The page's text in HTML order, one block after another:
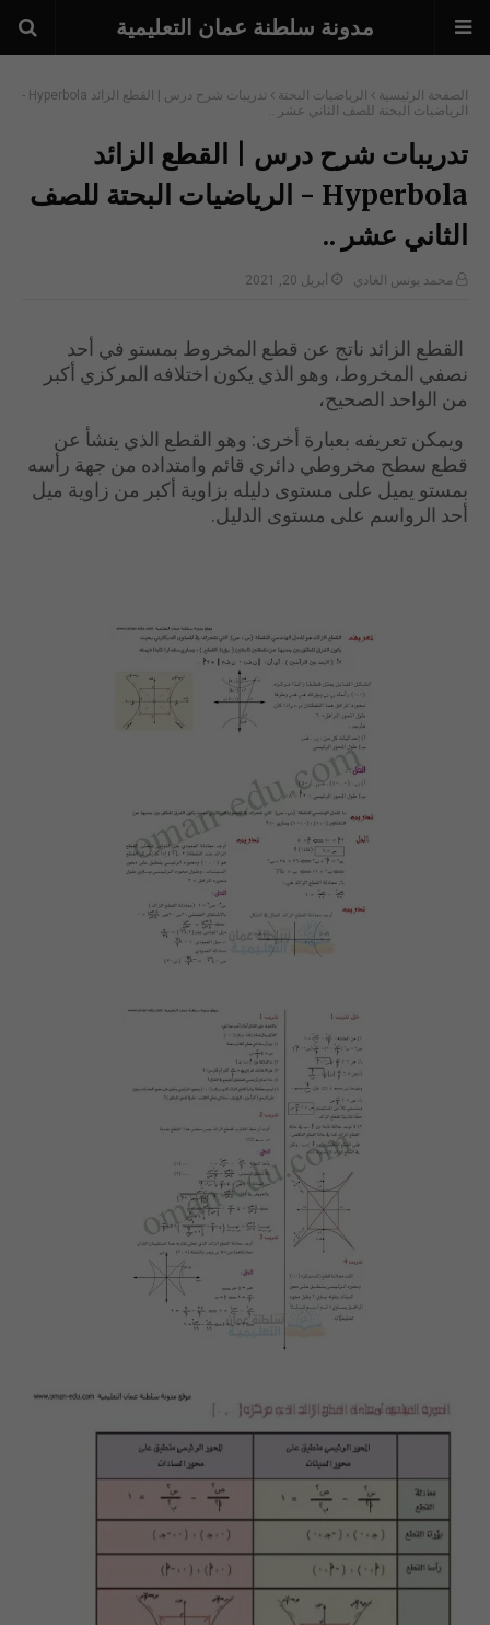
مدونة سلطنة عمان التعليمية
الصفحة الرئيسية الرياضيات البحتة
تدريبات شرح درس | القطع الزائد Hyperbola -
الرياضيات البحتة للصف الثاني عشر ..
تدريبات شرح درس | القطع الزائد
Hyperbola - الرياضيات البحتة للصف
الثاني عشر ..
محمد يونس الغادي أبريل 20, 2021
القطع الزائد ناتج عن قطع المخروط بمستو في أحد
نصفي المخروط، وهو الذي يكون اختلافه المركزي أكبر
من الواحد الصحيح،
ويمكن تعريفه بعبارة أخرى: وهو القطع الذي ينشأ عن
قطع سطح مخروطي دائري قائم وامتداده من جهة رأسه
بمستو يميل على مستوى دليله بزاوية أكبر من زاوية ميل
أحد الرواسم على مستوى الدليل.